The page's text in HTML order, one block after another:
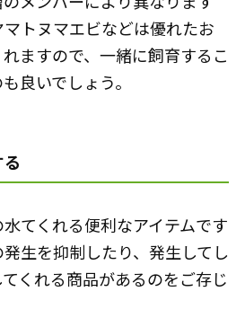
トヌマエビなどは優れたお
ますので、一緒に飼育するこ
良いでしょう。
てくれる便利なアイテムです
生を抑制したり、発生してし
くれる商品があるのをご存じ